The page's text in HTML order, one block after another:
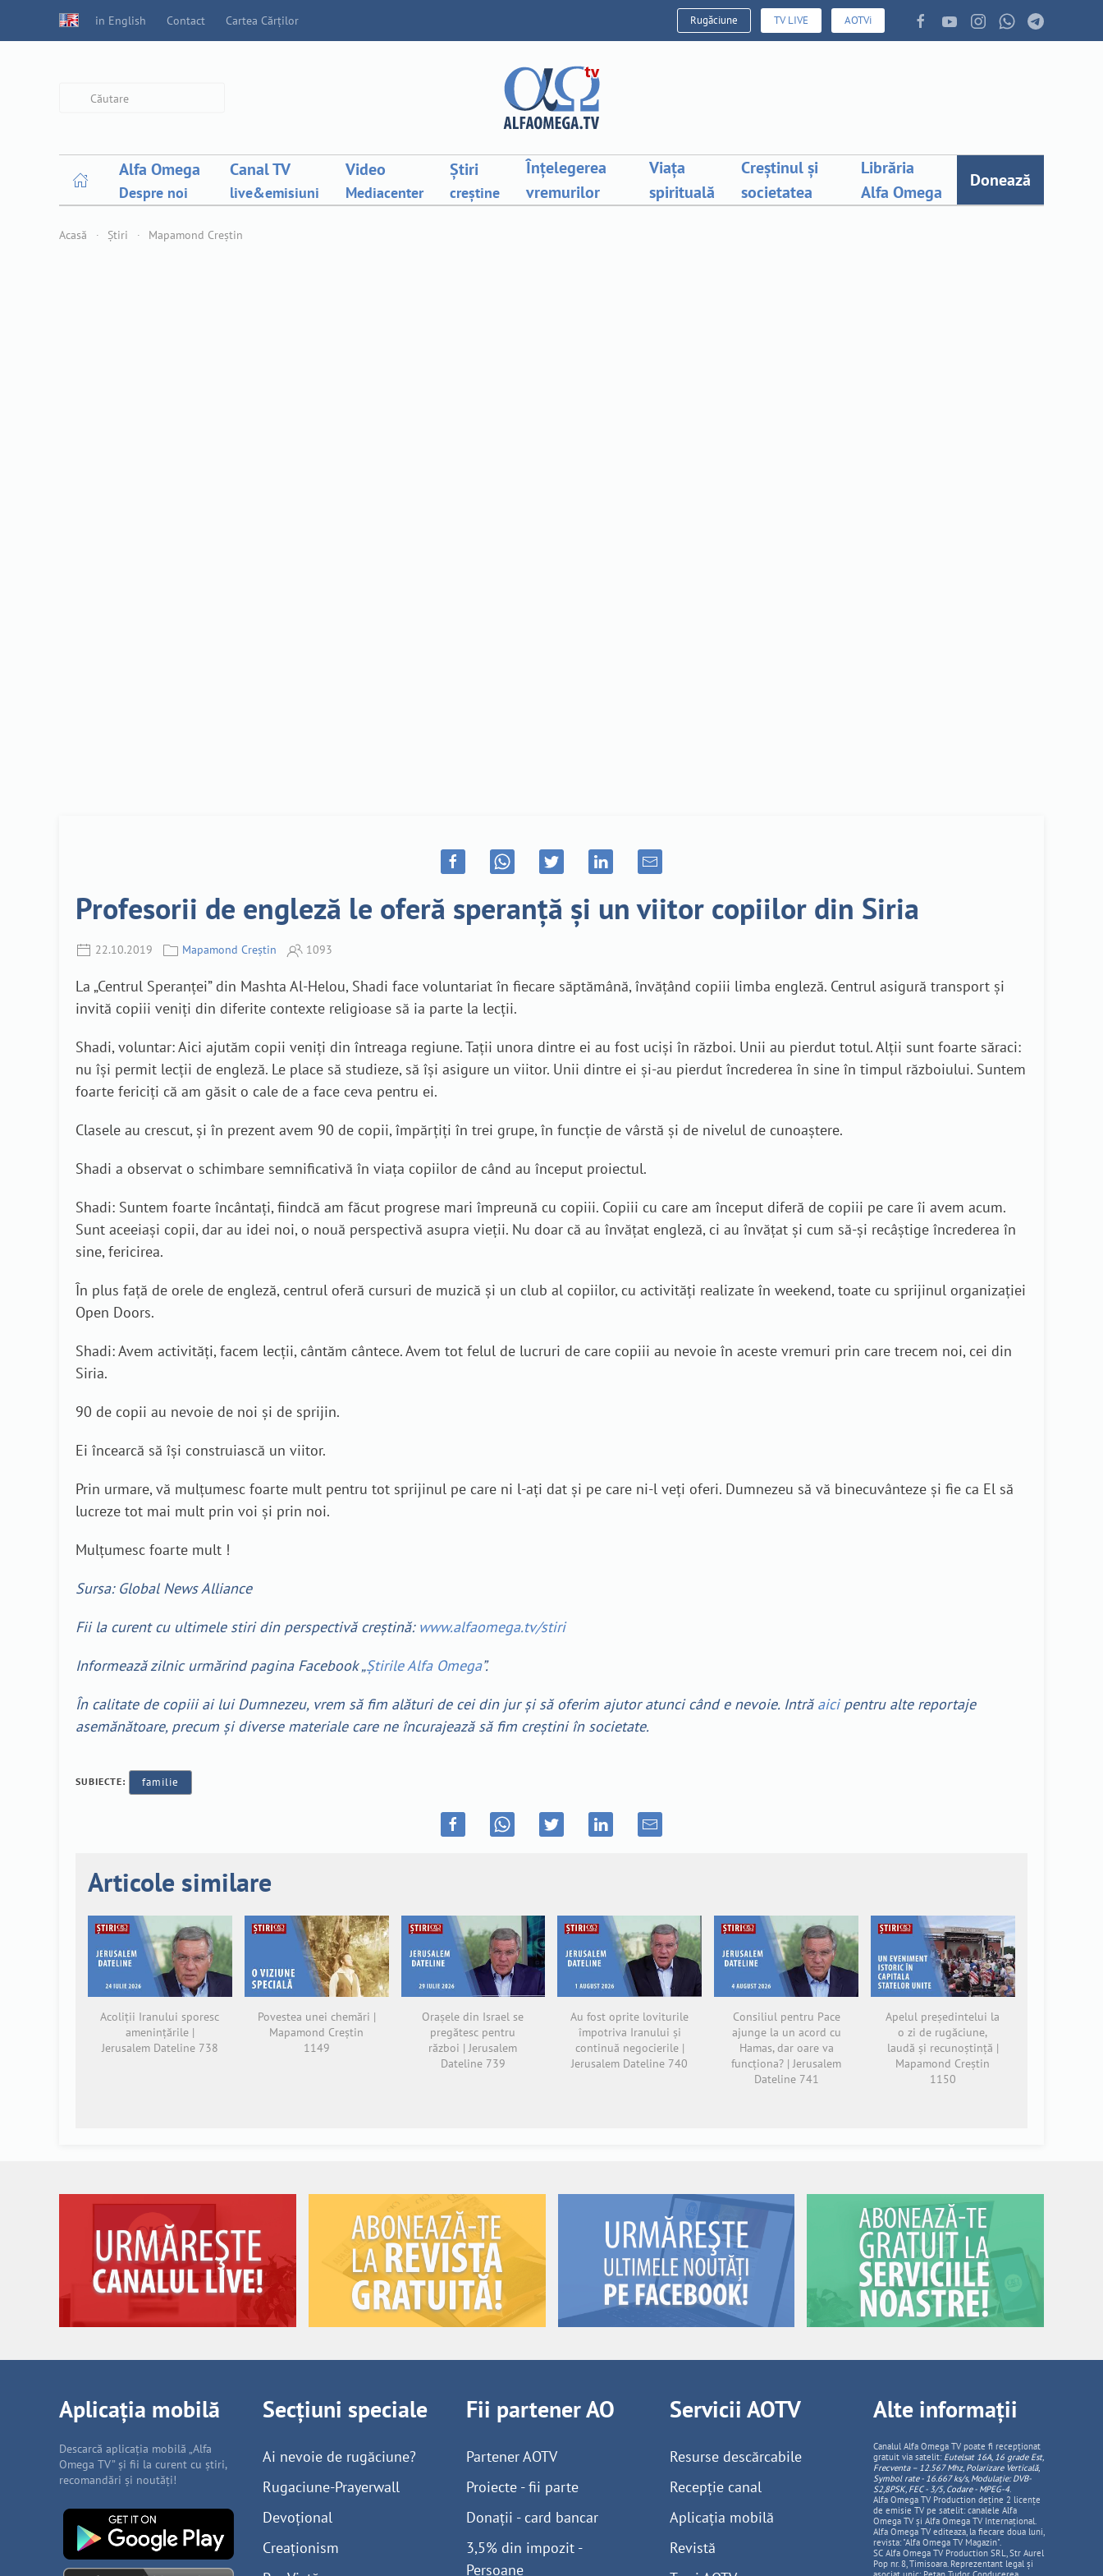
in English Contact Cartea Cărților Rugăciune TV LIVE AOTVi
Alfa Omega
Despre noi
Canal TV
live&emisiuni
Video
Mediacenter
Știri
creștine
Înțelegerea
vremurilor
Viața
spirituală
Creștinul și
societatea
Librăria
Alfa Omega
Donează
Acasă Știri Mapamond Creștin
Profesorii de engleză le oferă speranță și un viitor copiilor din Siria
22.10.2019 Mapamond Creștin 1093
La „Centrul Speranței” din Mashta Al-Helou, Shadi face voluntariat în fiecare săptămână, învățând copiii limba engleză. Centrul asigură transport și
invită copiii veniți din diferite contexte religioase să ia parte la lecții.
Shadi, voluntar: Aici ajutăm copii veniți din întreaga regiune. Tații unora dintre ei au fost uciși în război. Unii au pierdut totul. Alții sunt foarte săraci:
nu își permit lecții de engleză. Le place să studieze, să își asigure un viitor. Unii dintre ei și-au pierdut încrederea în sine în timpul războiului. Suntem
foarte fericiți că am găsit o cale de a face ceva pentru ei.
Clasele au crescut, și în prezent avem 90 de copii, împărțiți în trei grupe, în funcție de vârstă și de nivelul de cunoaștere.
Shadi a observat o schimbare semnificativă în viața copiilor de când au început proiectul.
Shadi: Suntem foarte încântați, fiindcă am făcut progrese mari împreună cu copiii. Copiii cu care am început diferă de copiii pe care îi avem acum.
Sunt aceeiași copii, dar au idei noi, o nouă perspectivă asupra vieții. Nu doar că au învățat engleză, ci au învățat și cum să-și recâștige încrederea în
sine, fericirea.
În plus față de orele de engleză, centrul oferă cursuri de muzică și un club al copiilor, cu activități realizate în weekend, toate cu sprijinul organizației
Open Doors.
Shadi: Avem activități, facem lecții, cântăm cântece. Avem tot felul de lucruri de care copiii au nevoie în aceste vremuri prin care trecem noi, cei din
Siria.
90 de copii au nevoie de noi și de sprijin.
Ei încearcă să își construiască un viitor.
Prin urmare, vă mulțumesc foarte mult pentru tot sprijinul pe care ni l-ați dat și pe care ni-l veți oferi. Dumnezeu să vă binecuvânteze și fie ca El să
lucreze tot mai mult prin voi și prin noi.
Mulțumesc foarte mult !
Sursa: Global News Alliance
Fii la curent cu ultimele stiri din perspectivă creștină: www.alfaomega.tv/stiri
Informează zilnic urmărind pagina Facebook „Știrile Alfa Omega”.
În calitate de copiii ai lui Dumnezeu, vrem să fim alături de cei din jur și să oferim ajutor atunci când e nevoie. Intrăaicipentru alte reportaje
asemănătoare, precum și diverse materiale care ne încurajează să fim creștini în societate.
SUBIECTE: familie
Articole similare
Acoliții Iranului sporesc
amenințările |
Jerusalem Dateline 738
Povestea unei chemări |
Mapamond Creștin
1149
Orașele din Israel se
pregătesc pentru
război | Jerusalem
Dateline 739
Au fost oprite loviturile
împotriva Iranului și
continuă negocierile |
Jerusalem Dateline 740
Consiliul pentru Pace
ajunge la un acord cu
Hamas, dar oare va
funcționa? | Jerusalem
Dateline 741
Apelul președintelui la
o zi de rugăciune,
laudă și recunoștință |
Mapamond Creștin
1150
Aplicația mobilă
Descarcă aplicația mobilă „Alfa
Omega TV” și fii la curent cu știri,
recomandări și noutăți!
Secțiuni speciale
Ai nevoie de rugăciune?
Rugaciune-Prayerwall
Devoțional
Creaționism
Fii partener AO
Partener AOTV
Proiecte - fii parte
Donații - card bancar
3,5% din impozit -
Persoane
Servicii AOTV
Resurse descărcabile
Recepție canal
Aplicația mobilă
Revistă
Alte informații
Canalul Alfa Omega TV poate fi recepționat
gratuit via satelit: Eutelsat 16A, 16 grade Est,
Frecventa – 12.567 Mhz, PolarizareVerticală,
Symbol rate - 16.667 ks/s, Modulație: DVB-
S2,8PSK, FEC - 3/5, Codare - MPEG-4.
Alfa Omega TV Production deține 2 licențe
de emisie TV pe satelit: canalele Alfa
Omega TV și Alfa Omega TV Internațional.
Alfa Omega TV editeaza, la fiecare doua luni,
revista: "Alfa Omega TV Magazin".
SC Alfa Omega TV Production SRL, Str Aurel
Pop nr. 8, Timisoara. Reprezentant legal și